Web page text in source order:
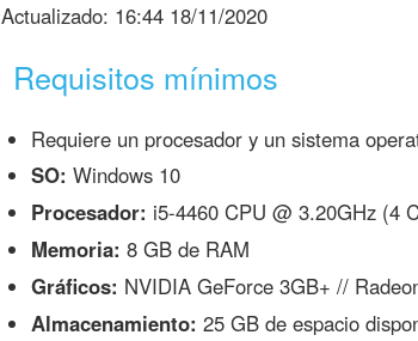
Actualizado: 16:44 18/11/2020
Requisitos mínimos
Requiere un procesador y un sistema
SO: Windows 10
Procesador: i5-4460 CPU @ 3.20GHz (4
Memoria: 8 GB de RAM
Gráficos: NVIDIA GeForce 3GB+ //
Almacenamiento: 25 GB de espacio